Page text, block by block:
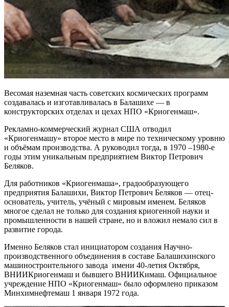
Весомая наземная часть советских космических программ
создавалась и изготавливалась в Балашихе — в
конструкторских отделах и цехах НПО «Криогенмаш».
Рекламно-коммерческий журнал США отводил
«Криогенмашу» второе место в мире по техническому уровню
и объёмам производства. А руководил тогда, в 1970 –1980-е
годы этим уникальным предприятием Виктор Петрович
Беляков.
Для работников «Криогенмаша», градообразующего
предприятия Балашихи, Виктор Петрович Беляков — отец-
основатель, учитель, учёный с мировым именем. Беляков
многое сделал не только для создания криогенной науки и
промышленности в нашей стране, но и вложил немало сил в
развитие города.
Именно Беляков стал инициатором создания Научно-
производственного объединения в составе Балашихинского
машиностроительного завода имени 40-летия Октября,
ВНИИКриогенмаш и бывшего ВНИИКимаш. Официальное
учреждение НПО «Криогенмаш» было оформлено приказом
Минхимнефтемаш 1 января 1972 года.